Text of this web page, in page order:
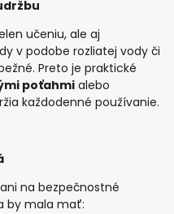
učeniu, ale aj
v podobe rozliatej vody či
Preto je praktické
poťahmi alebo
každodenné používanie.
na bezpečnostné
by mala mať: